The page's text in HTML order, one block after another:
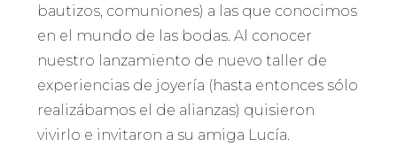
bautizos, comuniones) a las que conocimos
en el mundo de las bodas. Al conocer
nuestro lanzamiento de nuevo taller de
experiencias de joyería (hasta entonces sólo
realizábamos el de alianzas) quisieron
vivirlo e invitaron a su amiga Lucía.